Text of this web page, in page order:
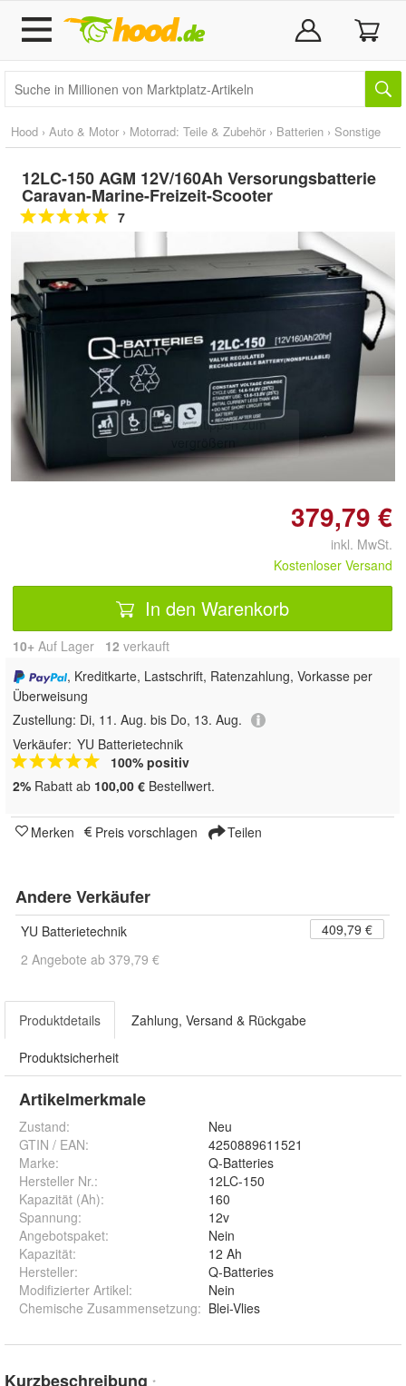
Hood › Auto & Motor › Motorrad: Teile & Zubehör › Batterien › Sonstige
12LC-150 AGM 12V/160Ah Versorungsbatterie
Caravan-Marine-Freizeit-Scooter
7
Doppelt antippen zum
vergrößern
379,79 €
inkl. MwSt.
Kostenloser Versand
In den Warenkorb
10+ Auf Lager 12 verkauft
, Kreditkarte, Lastschrift, Ratenzahlung, Vorkasse per
Überweisung
Zustellung: Di, 11. Aug. bis Do, 13. Aug.
Verkäufer: YU Batterietechnik
100% positiv
2% Rabatt ab 100,00 € Bestellwert.
Merken Preis vorschlagen Teilen
Andere Verkäufer
YU Batterietechnik
409,79 €
2 Angebote ab 379,79 €
Produktdetails Zahlung, Versand & Rückgabe
Produktsicherheit
Artikelmerkmale
Zustand:
Neu
GTIN / EAN:
4250889611521
Marke:
Q-Batteries
Hersteller Nr.:
12LC-150
Kapazität (Ah):
160
Spannung:
12v
Angebotspaket:
Nein
Kapazität:
12 Ah
Hersteller:
Q-Batteries
Modifizierter Artikel:
Nein
Chemische Zusammensetzung: Blei-Vlies
Kurzbeschreibung *